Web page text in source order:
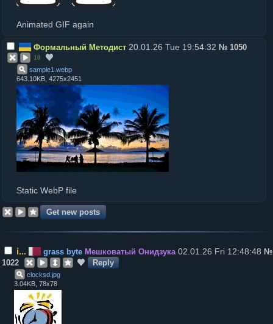
Animated GIF again
Формальный Методист 20.01.26 Tue 19:54:32 № 1050
10
sample1 webp
643.10KB, 4275x2451
Static WebP file
i... grass byte Мешковатый Онидзука 02.01.26 Fri 12:48:48 №
1022
Reply
clocksd jpg
3.04KB, 78x78